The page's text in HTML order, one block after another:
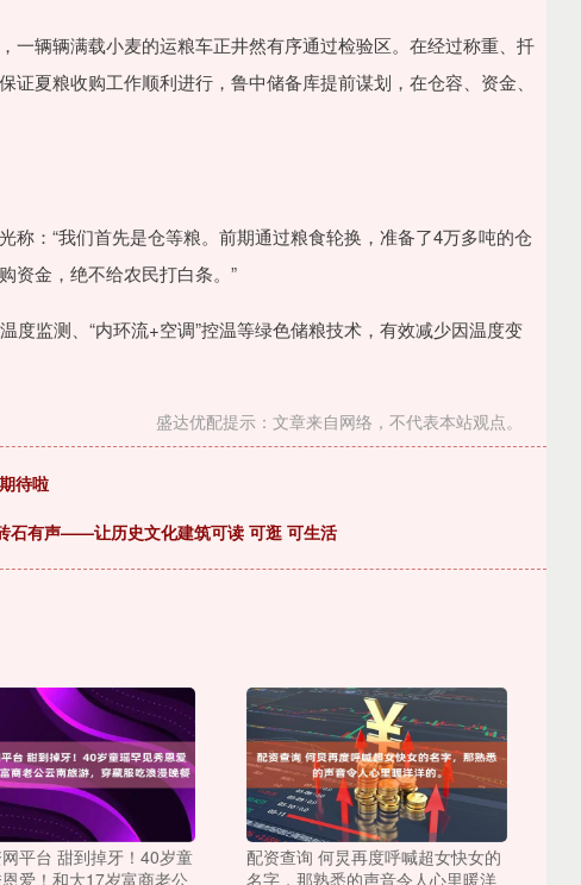
一辆辆满载小麦的运粮车正井然有序通过检验区。在经过称重、扦
夏粮收购工作顺利进行，鲁中储备库提前谋划，在仓容、资金、
称：“我们首先是仓等粮。前期通过粮食轮换，准备了4万多吨的仓
资金，绝不给农民打白条。”
度监测、“内环流+空调”控温等绿色储粮技术，有效减少因温度变
盛达优配提示：文章来自网络，不代表本站观点。
待啦
石有声——让历史文化建筑可读 可逛 可生活
平台 甜到掉牙！40岁童
爱！和大17岁富商老公
配资查询 何炅再度呼喊超女快女的
名字，那熟悉的声音令人心里暖洋